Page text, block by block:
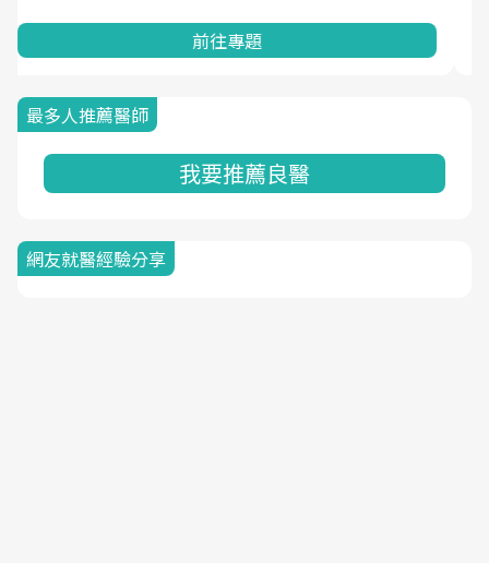
前往專題
最多人推薦醫師
我要推薦良醫
網友就醫經驗分享